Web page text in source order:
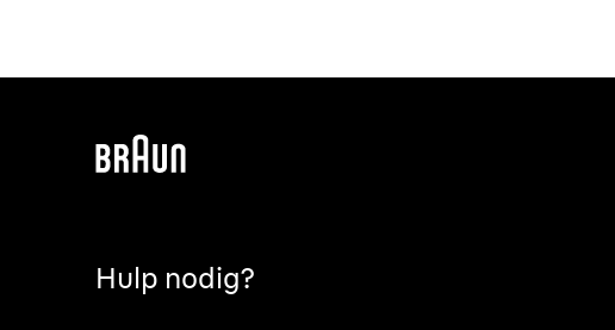
Hulp nodig?